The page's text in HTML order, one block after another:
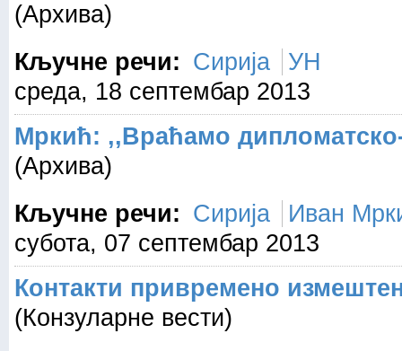
(Архива)
Кључне речи: Сирија
УН
среда, 18 септембар 2013
Мркић: ,,Враћамо
(Архива)
Кључне речи: Сирија
Иван
субота, 07 септембар 2013
Контакти привремено
(Конзуларне вести)